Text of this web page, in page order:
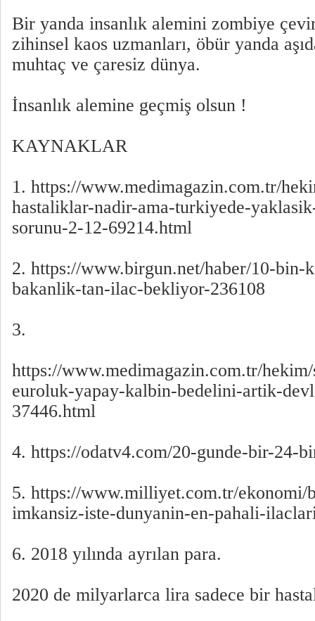
Bir yanda insanlık alemini zombiye
zihinsel kaos uzmanları, öbür yanda
muhtaç ve çaresiz dünya.
İnsanlık alemine geçmiş olsun !
KAYNAKLAR
1. https://www.medimagazin.com.tr/
hastaliklar-nadir-ama-turkiyede-
sorunu-2-12-69214.html
2. https://www.birgun.net/haber/10-bin-
bakanlik-tan-ilac-bekliyor-236108
3.
https://www.medimagazin.com.tr/
euroluk-yapay-kalbin-bedelini-artik-
37446.html
4. https://odatv4.com/20-gunde-bir-24-
5. https://www.milliyet.com.tr/
imkansiz-iste-dunyanin-en-pahali-
6. 2018 yılında ayrılan para.
2020 de milyarlarca lira sadece bir